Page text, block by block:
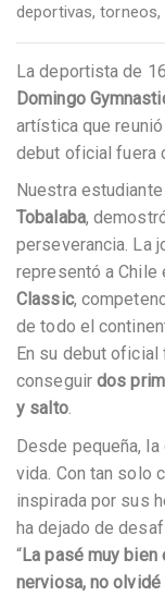
deportivas,torneos,
La deportista de
Domingo
artística que
debut oficial fuera
Nuestra estudiante
Tobalaba,
perseverancia. La
representó a Chile
Classic,
de todo el
En su debut oficial
conseguir dos
y salto.
Desde pequeña,
vida. Con tan solo
inspirada por sus
ha dejado de
“La pasé muy
nerviosa, no olvidé